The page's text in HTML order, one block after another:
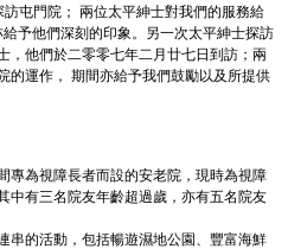
屯門院； 兩位太平紳士對我們的服務給
予他們深刻的印象。另一次太平紳士探訪
，他們於二零零七年二月廿七日到訪；兩
的運作， 期間亦給予我們鼓勵以及所提供
專為視障長者而設的安老院，現時為視障
中有三名院友年齡超過歲，亦有五名院友
串的活動，包括暢遊濕地公園、豐富海鮮